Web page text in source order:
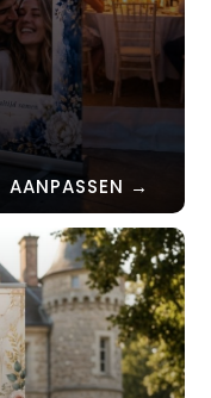
AANPASSEN →